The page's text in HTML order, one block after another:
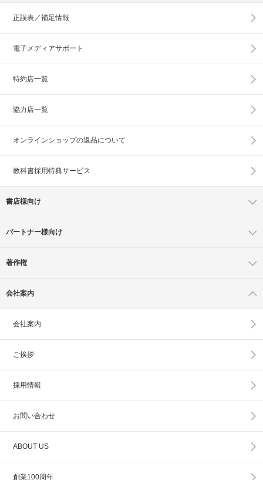
正誤表／補足情報
電子メディアサポート
特約店一覧
協力店一覧
オンラインショップの返品について
教科書採用特典サービス
書店様向け
パートナー様向け
著作権
会社案内
会社案内
ご挨拶
採用情報
お問い合わせ
ABOUT US
創業100周年